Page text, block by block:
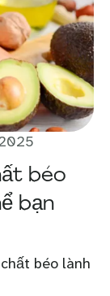
béo
bạn
béo lành